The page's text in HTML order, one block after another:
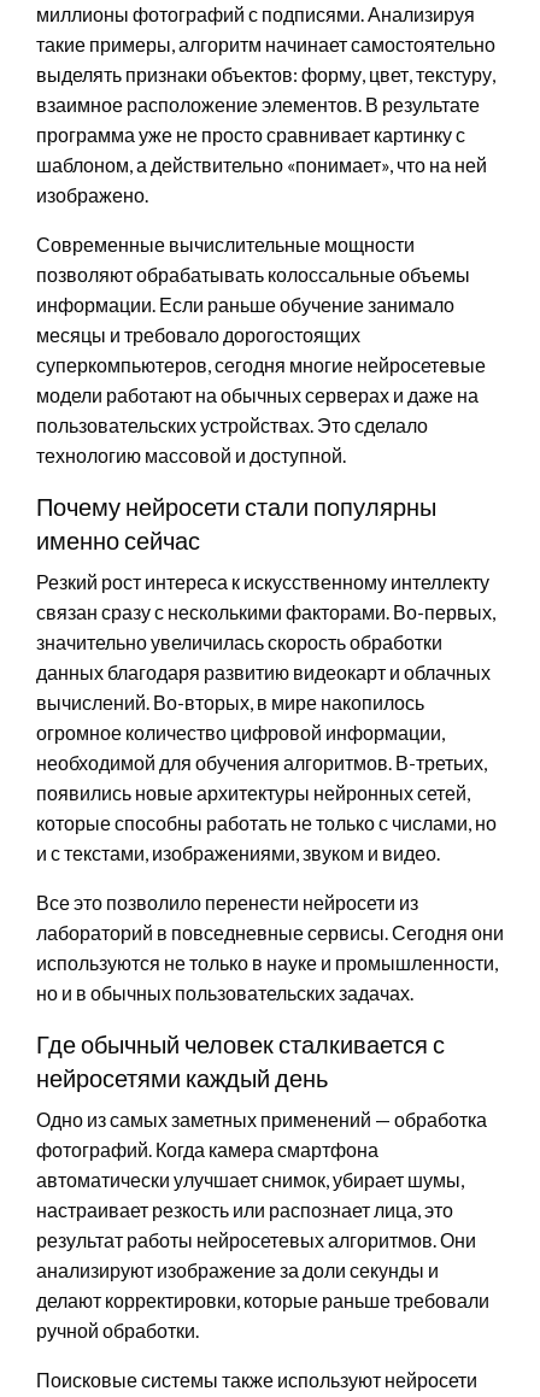
миллионы фотографий с подписями. Анализируя
такие примеры, алгоритм начинает самостоятельно
выделять признаки объектов: форму, цвет, текстуру,
взаимное расположение элементов. В результате
программа уже не просто сравнивает картинку с
шаблоном, а действительно «понимает», что на ней
изображено.
Современные вычислительные мощности
позволяют обрабатывать колоссальные объемы
информации. Если раньше обучение занимало
месяцы и требовало дорогостоящих
суперкомпьютеров, сегодня многие нейросетевые
модели работают на обычных серверах и даже на
пользовательских устройствах. Это сделало
технологию массовой и доступной.
Почему нейросети стали популярны
именно сейчас
Резкий рост интереса к искусственному интеллекту
связан сразу с несколькими факторами. Во-первых,
значительно увеличилась скорость обработки
данных благодаря развитию видеокарт и облачных
вычислений. Во-вторых, в мире накопилось
огромное количество цифровой информации,
необходимой для обучения алгоритмов. В-третьих,
появились новые архитектуры нейронных сетей,
которые способны работать не только с числами, но
и с текстами, изображениями, звуком и видео.
Все это позволило перенести нейросети из
лабораторий в повседневные сервисы. Сегодня они
используются не только в науке и промышленности,
но и в обычных пользовательских задачах.
Где обычный человек сталкивается с
нейросетями каждый день
Одно из самых заметных применений — обработка
фотографий. Когда камера смартфона
автоматически улучшает снимок, убирает шумы,
настраивает резкость или распознает лица, это
результат работы нейросетевых алгоритмов. Они
анализируют изображение за доли секунды и
делают корректировки, которые раньше требовали
ручной обработки.
Поисковые системы также используют нейросети